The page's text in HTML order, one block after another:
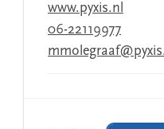
www.pyxis.nl
06-22119977